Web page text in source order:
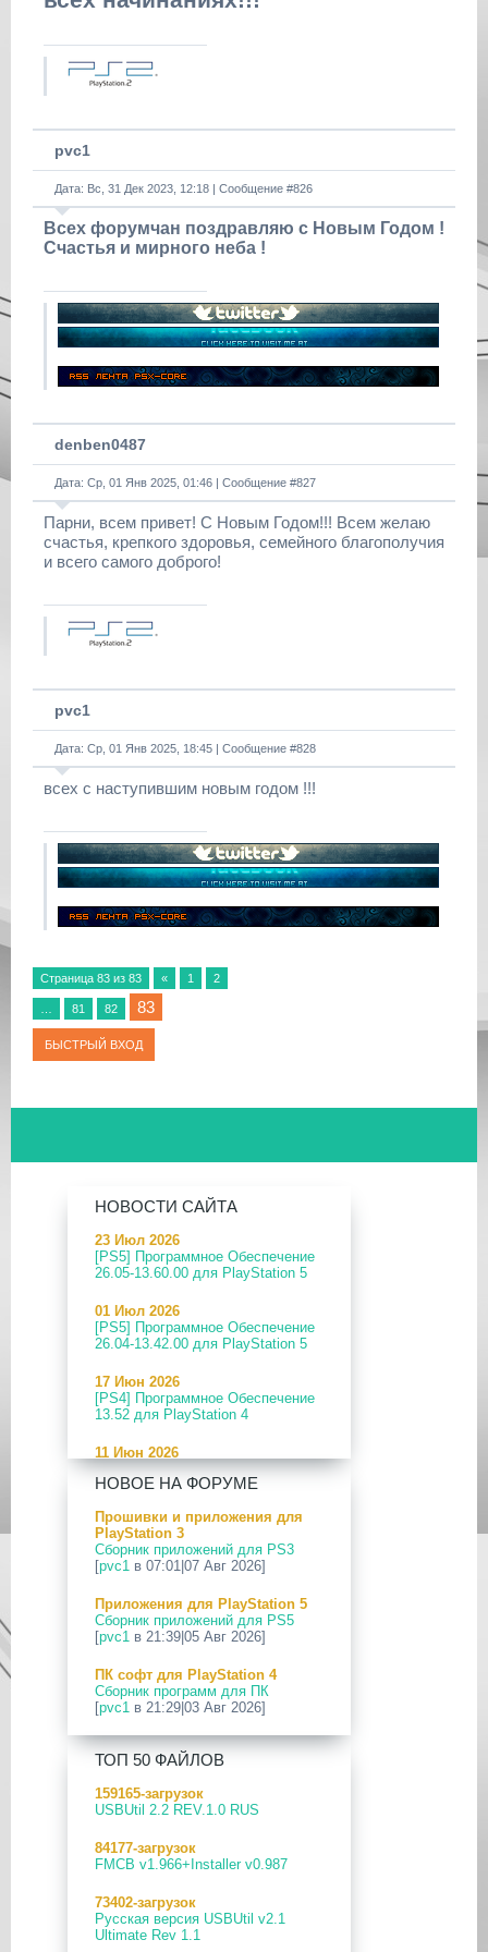
pvc1
Дата: Вс, 31 Дек 2023, 12:18 | Сообщение #826
Всех форумчан поздравляю с Новым Годом !
Счастья и мирного неба !
denben0487
Дата: Ср, 01 Янв 2025, 01:46 | Сообщение #827
Парни, всем привет! С Новым Годом!!! Всем желаю
счастья, крепкого здоровья, семейного благополучия
и всего самого доброго!
pvc1
Дата: Ср, 01 Янв 2025, 18:45 | Сообщение #828
всех с наступившим новым годом !!!
Страница 83 из 83 « 1 2
81 82 83
НОВОСТИ САЙТА
23 Июл 2026
[PS5] Программное Обеспечение
26.05-13.60.00 для PlayStation 5
01 Июл 2026
[PS5] Программное Обеспечение
26.04-13.42.00 для PlayStation 5
17 Июн 2026
[PS4] Программное Обеспечение
13.52 для PlayStation 4
11 Июн 2026
[PS5] Программное Обеспечение
26.04-13.40.00 для PlayStation 5
24 Апр 2026
[PS5] Программное Обеспечение
26.03-13.20.00 для PlayStation 5
12 Апр 2026
[PS Portal] Программное
Обеспечение 7.0.2 для PS Portal
09 Апр 2026
[PS3|CFW] webMAN MOD
v1.47.48p
29 Мар 2026
[PS3] PS3HEN v3.5.0
19 Мар 2026
[PS Portal] Программное
18 Мар 2026
4.93 для PlayStation 3
17 Мар 2026
НОВОЕ НА ФОРУМЕ
Прошивки и приложения для
PlayStation 3
Сборник приложений для PS3
[pvc1 в 07:01|07 Авг 2026]
Приложения для PlayStation 5
Сборник приложений для PS5
[pvc1 в 21:39|05 Авг 2026]
ПК софт для PlayStation 4
Сборник программ для ПК
[pvc1 в 21:29|03 Авг 2026]
ПК софт для PlayStation 5
Сборник программ для ПК
Приложения для PlayStation 5
[pvc1в 09:02|03 Авг 2026]
PS5 payload shsrv v0.20
[pvc1в 20:58|02 Авг 2026]
ТОП 50 ФАЙЛОВ
159165-загрузок
USBUtil 2.2 REV.1.0 RUS
84177-загрузок
FMCB v1.966+Installer v0.987
73402-загрузок
Русская версия USBUtil v2.1
Ultimate Rev 1.1